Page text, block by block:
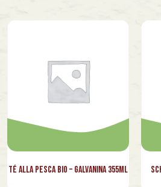
Té alla Pesca Bio – Galvanina 355ml